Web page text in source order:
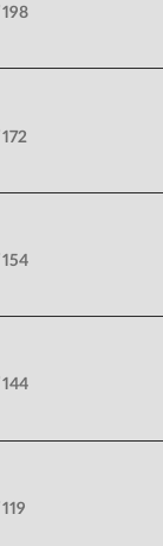
198 آهنگ
172 آهنگ
154 آهنگ
144 آهنگ
119 آهنگ